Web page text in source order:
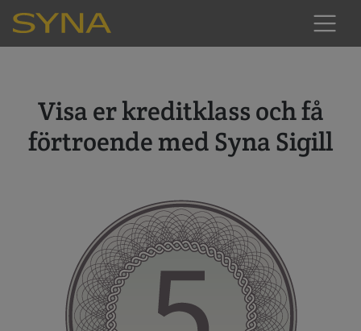
Visa er kreditklass och få
förtroende med Syna Sigill